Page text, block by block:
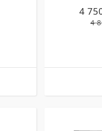
4
4